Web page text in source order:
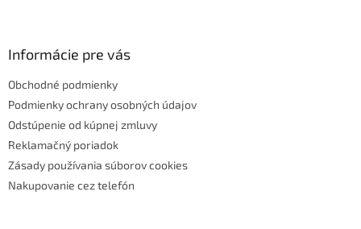
Informácie pre vás
Obchodné podmienky
Podmienky ochrany osobných údajov
Odstúpenie od kúpnej zmluvy
Reklamačný poriadok
Zásady používania súborov cookies
Nakupovanie cez telefón